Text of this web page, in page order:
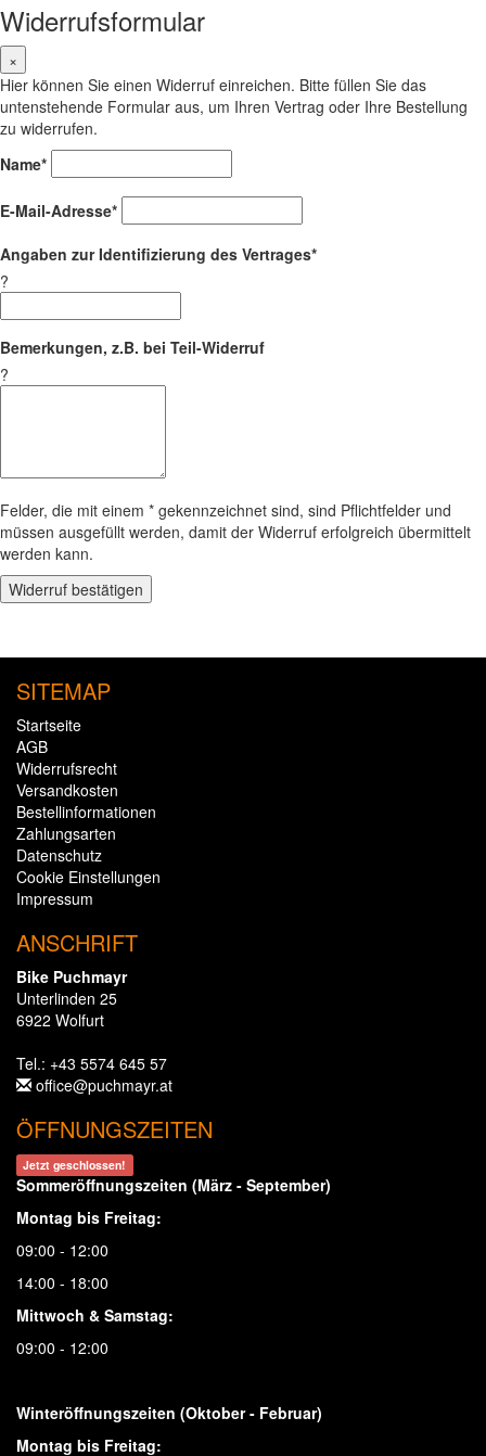
Widerrufsformular
×
Hier können Sie einen Widerruf einreichen. Bitte füllen Sie das
untenstehende Formular aus, um Ihren Vertrag oder Ihre Bestellung
zu widerrufen.
Name*
E-Mail-Adresse*
Angaben zur Identifizierung des Vertrages*
?
Bemerkungen, z.B. bei Teil-Widerruf
?
Felder, die mit einem * gekennzeichnet sind, sind Pflichtfelder und
müssen ausgefüllt werden, damit der Widerruf erfolgreich übermittelt
werden kann.
Widerruf bestätigen
SITEMAP
Startseite
AGB
Widerrufsrecht
Versandkosten
Bestellinformationen
Zahlungsarten
Datenschutz
Cookie Einstellungen
Impressum
ANSCHRIFT
Bike Puchmayr
Unterlinden 25
6922 Wolfurt
Tel.: +43 5574 645 57
office@puchmayr.at
ÖFFNUNGSZEITEN
Jetzt geschlossen!
Sommeröffnungszeiten (März - September)
Montag bis Freitag:
09:00 - 12:00
14:00 - 18:00
Mittwoch & Samstag:
09:00 - 12:00
Winteröffnungszeiten (Oktober - Februar)
Montag bis Freitag: